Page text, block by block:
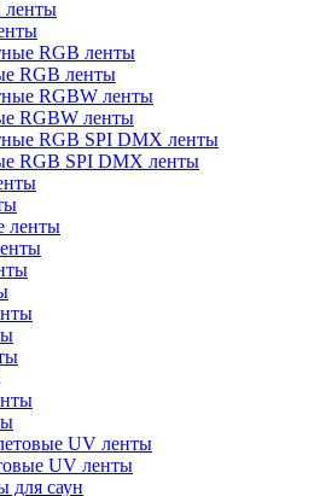
RGB ленты
RGBW ленты
RGB SPI DMX ленты
UV ленты